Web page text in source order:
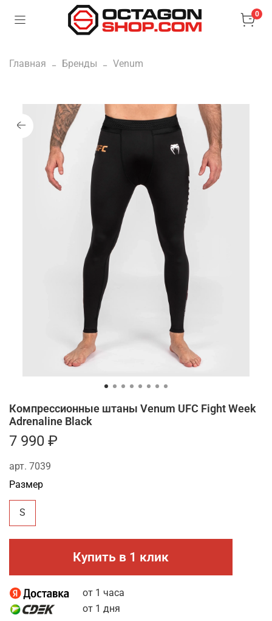
0
Главная Бренды Venum
арт. 7039
Компрессионные штаны Venum UFC Fight Week
Adrenaline Black
7 990 ₽
Купить в 1 клик
от 1 часа
от 1 дня
Размер
S